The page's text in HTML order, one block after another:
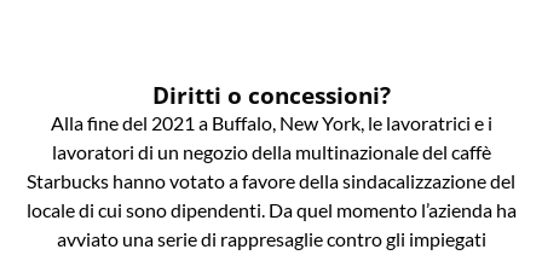
Diritti o concessioni?
Alla fine del 2021 a Buffalo, New York, le lavoratrici e i
lavoratori di un negozio della multinazionale del caffè
Starbucks hanno votato a favore della sindacalizzazione del
locale di cui sono dipendenti. Da quel momento l’azienda ha
avviato una serie di rappresaglie contro gli impiegati